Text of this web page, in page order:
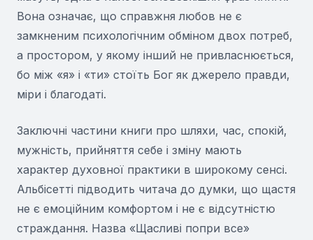
Вона означає, що справжня любов не є
замкненим психологічним обміном двох потреб,
а простором, у якому інший не привласнюється,
бо між «я» і «ти» стоїть Бог як джерело правди,
міри і благодаті.
Заключні частини книги про шляхи, час, спокій,
мужність, прийняття себе і зміну мають
характер духовної практики в широкому сенсі.
Альбісетті підводить читача до думки, що щастя
не є емоційним комфортом і не є відсутністю
страждання. Назва «Щасливі попри все»